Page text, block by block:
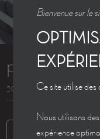
20.06.2013
Bienvenue sur le
Ce site utilise des
Nous utilisons
expérience